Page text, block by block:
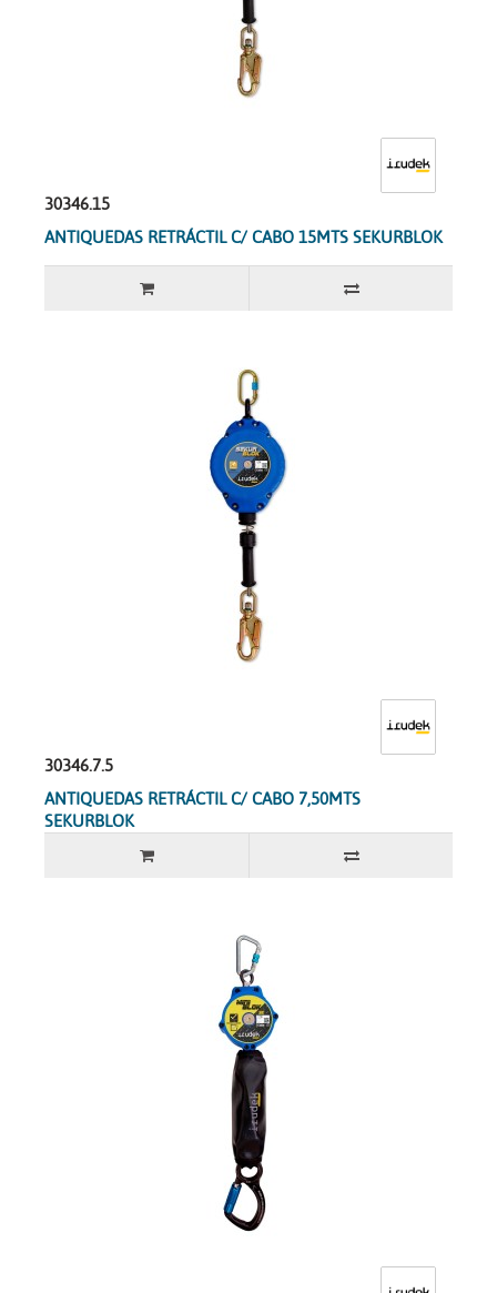
30346.15
ANTIQUEDAS RETRÁCTIL C/ CABO 15MTS SEKURBLOK
30346.7.5
ANTIQUEDAS RETRÁCTIL C/ CABO 7,50MTS
SEKURBLOK